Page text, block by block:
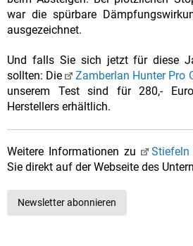
war die spürbare
ausgezeichnet.
Und falls Sie sich jetzt für diese
sollten: Die
Zamberlan Hunter Pro
unserem Test sind für 280,-
Herstellers erhältlich.
Weitere Informationen zu
Sie direkt auf der Webseite des
Newsletter abonnieren